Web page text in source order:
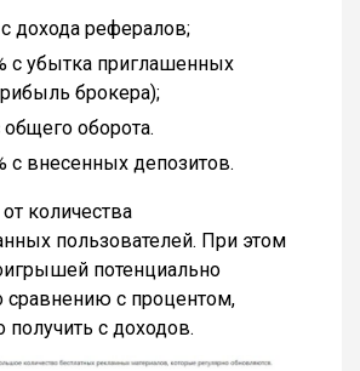
дохода рефералов;
с убытка приглашенных
брокера);
общего оборота.
с внесенных депозитов.
количества
пользователей. При этом
потенциально
сравнению с процентом,
с доходов.